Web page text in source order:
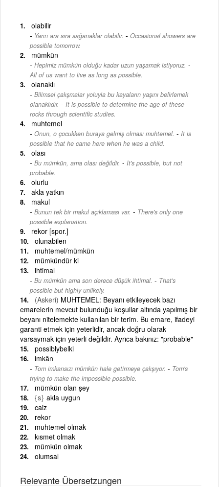
olabilir
Yarın ara sıra sağanaklar olabilir. - Occasional showers are
possible tomorrow.
mümkün
Hepimiz mümkün olduğu kadar uzun yaşamak istiyoruz. -
All of us want to live as long as possible.
olanaklı
Bilimsel çalışmalar yoluyla bu kayaların yaşını belirlemek
olanaklıdır. - It is possible to determine the age of these
rocks through scientific studies.
muhtemel
Onun, o çocukken buraya gelmiş olması muhtemel. - It is
possible that he came here when he was a child.
olası
Bu mümkün, ama olası değildir. - It's possible, but not
probable.
olurlu
akla yatkın
makul
Bunun tek bir makul açıklaması var. - There's only one
possible explanation.
rekor [spor.]
olunabilen
muhtemel/mümkün
mümkündür ki
ihtimal
Bu mümkün ama son derece düşük ihtimal. - That's
possible but highly unlikely.
(Askeri) MUHTEMEL: Beyanı etkileyecek bazı
emarelerin mevcut bulunduğu koşullar altında yapılmış bir
beyanı nitelemekte kullanılan bir terim. Bu emare, ifadeyi
garanti etmek için yeterlidir, ancak doğru olarak
varsaymak için yeterli değildir. Ayrıca bakınız: "probable"
possiblybelki
imkân
Tom imkansızı mümkün hale getirmeye çalışıyor. - Tom's
trying to make the impossible possible.
mümkün olan şey
{s} akla uygun
caiz
rekor
muhtemel olmak
kısmet olmak
mümkün olmak
olumsal
Relevante Übersetzungen